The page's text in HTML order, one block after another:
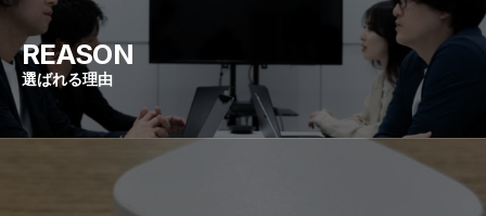
選ばれる理由
REASON